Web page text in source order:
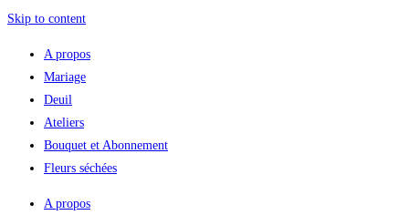
Skip to content
A propos
Mariage
Deuil
Ateliers
Bouquet et Abonnement
Fleurs séchées
A propos